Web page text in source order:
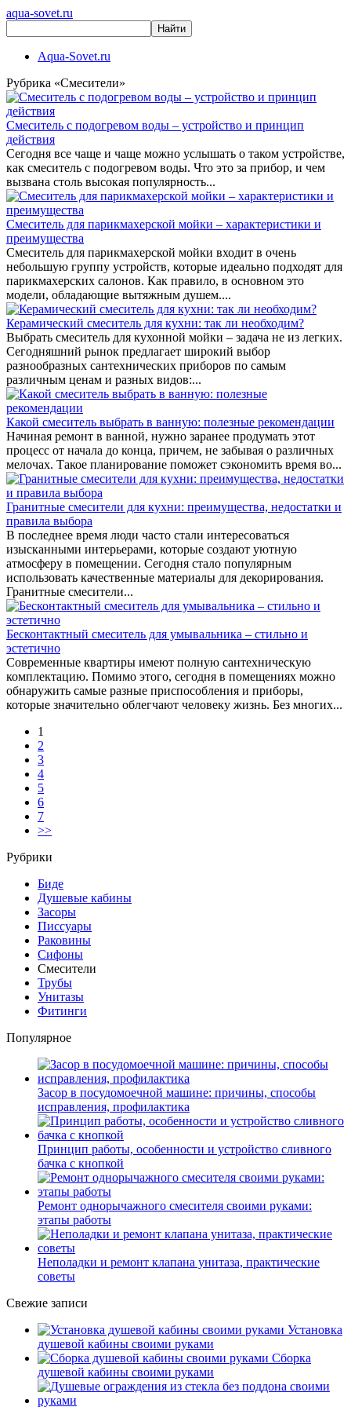
aqua-sovet.ru
Aqua-Sovet.ru
Рубрика «Смесители»
Смеситель с подогревом воды – устройство и принцип
действия
Сегодня все чаще и чаще можно услышать о таком устройстве,
как смеситель с подогревом воды. Что это за прибор, и чем
вызвана столь высокая популярность...
Смеситель для парикмахерской мойки – характеристики и
преимущества
Смеситель для парикмахерской мойки входит в очень
небольшую группу устройств, которые идеально подходят для
парикмахерских салонов. Как правило, в основном это
модели, обладающие вытяжным душем....
Керамический смеситель для кухни: так ли необходим?
Выбрать смеситель для кухонной мойки – задача не из легких.
Сегодняшний рынок предлагает широкий выбор
разнообразных сантехнических приборов по самым
различным ценам и разных видов:...
Какой смеситель выбрать в ванную: полезные рекомендации
Начиная ремонт в ванной, нужно заранее продумать этот
процесс от начала до конца, причем, не забывая о различных
мелочах. Такое планирование поможет сэкономить время во...
Гранитные смесители для кухни: преимущества, недостатки и
правила выбора
В последнее время люди часто стали интересоваться
изысканными интерьерами, которые создают уютную
атмосферу в помещении. Сегодня стало популярным
использовать качественные материалы для декорирования.
Гранитные смесители...
Бесконтактный смеситель для умывальника – стильно и
эстетично
Современные квартиры имеют полную сантехническую
комплектацию. Помимо этого, сегодня в помещениях можно
обнаружить самые разные приспособления и приборы,
которые значительно облегчают человеку жизнь. Без многих...
1
2
3
4
5
6
7
>>
Рубрики
Биде
Душевые кабины
Засоры
Писсуары
Раковины
Сифоны
Смесители
Трубы
Унитазы
Фитинги
Популярное
Засор в посудомоечной машине: причины, способы
исправления, профилактика
Принцип работы, особенности и устройство сливного
бачка с кнопкой
Ремонт однорычажного смесителя своими руками:
этапы работы
Неполадки и ремонт клапана унитаза, практические
советы
Свежие записи
Установка
душевой кабины своими руками
Сборка
душевой кабины своими руками